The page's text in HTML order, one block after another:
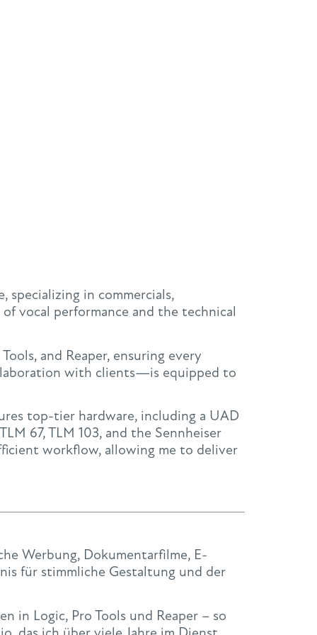
specializing in commercials,
vocal performance and the technical
and Reaper, ensuring every
with clients—is equipped to
top-tier hardware, including a UAD
67, TLM 103, and the Sennheiser
workflow, allowing me to deliver
Werbung, Dokumentarfilme, E-
für stimmliche Gestaltung und der
in Logic, Pro Tools und Reaper – so